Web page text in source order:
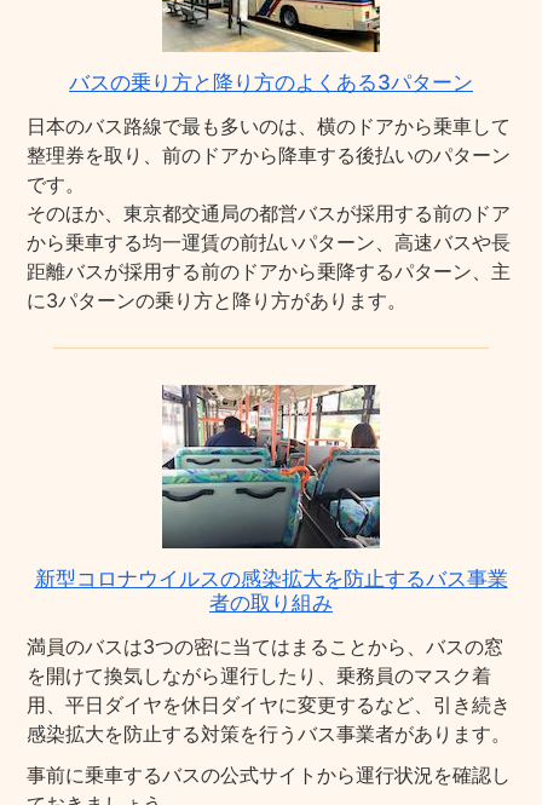
バスの乗り方と降り方のよくある3パターン
日本のバス路線で最も多いのは、横のドアから乗車して
整理券を取り、前のドアから降車する後払いのパターン
です。
そのほか、東京都交通局の都営バスが採用する前のドア
から乗車する均一運賃の前払いパターン、高速バスや長
距離バスが採用する前のドアから乗降するパターン、主
に3パターンの乗り方と降り方があります。
新型コロナウイルスの感染拡大を防止するバス事業
者の取り組み
満員のバスは3つの密に当てはまることから、バスの窓
を開けて換気しながら運行したり、乗務員のマスク着
用、平日ダイヤを休日ダイヤに変更するなど、引き続き
感染拡大を防止する対策を行うバス事業者があります。
事前に乗車するバスの公式サイトから運行状況を確認し